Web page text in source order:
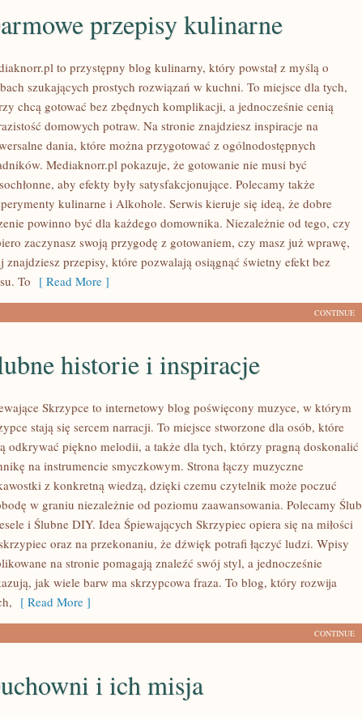
przepisy kulinarne
to przystępny blog kulinarny, który powstał z myślą o
szukających prostych rozwiązań w kuchni. To miejsce dla tych,
chcą gotować bez zbędnych komplikacji, a jednocześnie cenią
domowych potraw. Na stronie znajdziesz inspiracje na
dania, które można przygotować z ogólnodostępnych
Mediaknorr.pl pokazuje, że gotowanie nie musi być
aby efekty były satysfakcjonujące. Polecamy także
kulinarne i Alkohole. Serwis kieruje się ideą, że dobre
powinno być dla każdego domownika. Niezależnie od tego, czy
zaczynasz swoją przygodę z gotowaniem, czy masz już wprawę,
znajdziesz przepisy, które pozwalają osiągnąć świetny efekt bez
To [ Read More ]
CONTINUE
historie i inspiracje
Skrzypce to internetowy blog poświęcony muzyce, w którym
stają się sercem narracji. To miejsce stworzone dla osób, które
odkrywać piękno melodii, a także dla tych, którzy pragną doskonalić
na instrumencie smyczkowym. Strona łączy muzyczne
z konkretną wiedzą, dzięki czemu czytelnik może poczuć
w graniu niezależnie od poziomu zaawansowania. Polecamy Ślub
i Ślubne DIY. Idea Śpiewających Skrzypiec opiera się na miłości
oraz na przekonaniu, że dźwięk potrafi łączyć ludzi. Wpisy
na stronie pomagają znaleźć swój styl, a jednocześnie
jak wiele barw ma skrzypcowa fraza. To blog, który rozwija
[ Read More ]
CONTINUE
i ich misja